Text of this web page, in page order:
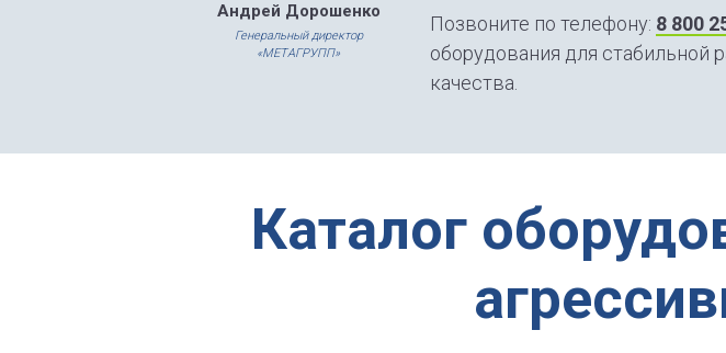
Андрей Дорошенко
Генеральный директор
«МЕТАГРУПП»
Позвоните по телефону: 8 800
оборудования для стабильной
качества.
Каталог